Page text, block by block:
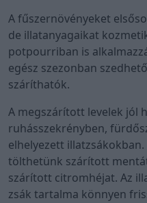
A fűszernövényeket
de illatanyagaikat
potpourriban is
egész szezonban
száríthatók.
A megszárított levelek jól
ruhásszekrényben,
elhelyezett
tölthetünk szárított
szárított citromhéjat. Az
zsák tartalma könnyen